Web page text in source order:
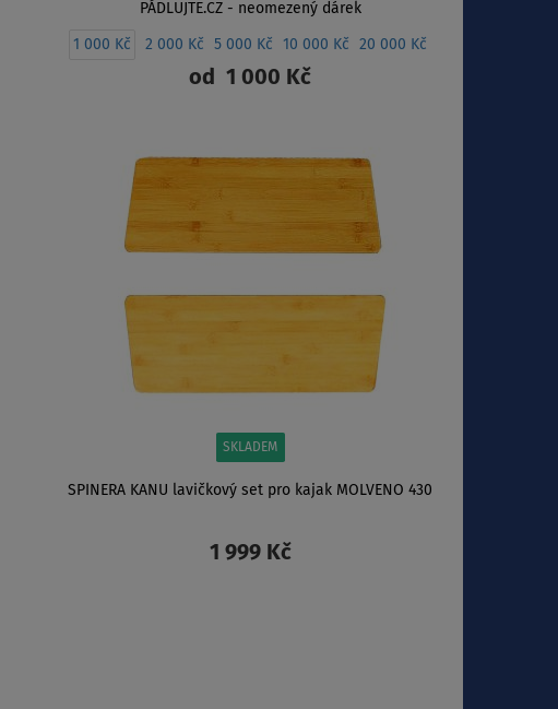
PÁDLUJTE.CZ - neomezený dárek
1 000 Kč 2 000 Kč 5 000 Kč 10 000 Kč 20 000 Kč
od 1 000 Kč
SKLADEM
SPINERA KANU lavičkový set pro kajak MOLVENO 430
1 999 Kč